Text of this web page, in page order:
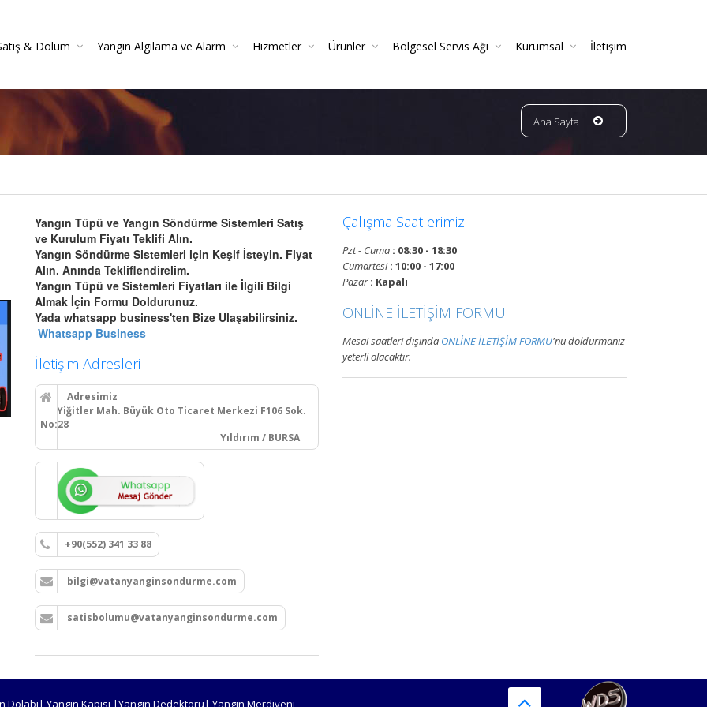
& Dolum Yangın Algılama ve Alarm Hizmetler Ürünler Bölgesel Servis Ağı Kurumsal İletişim
Ana Sayfa
Yangın Tüpü ve Yangın Söndürme Sistemleri Satış
ve Kurulum Fiyatı Teklifi Alın.
Yangın Söndürme Sistemleri için Keşif İsteyin. Fiyat
Alın. Anında Tekliflendirelim.
Yangın Tüpü ve Sistemleri Fiyatları ile İlgili Bilgi
Almak İçin Formu Doldurunuz.
Yada whatsapp business'ten Bize Ulaşabilirsiniz.
Whatsapp Business
İletişim Adresleri
Adresimiz
Yiğitler Mah. Büyük Oto Ticaret Merkezi F106 Sok.
No:28
Yıldırım / BURSA
+90(552) 341 33 88
bilgi@vatanyanginsondurme.com
satisbolumu@vatanyanginsondurme.com
Çalışma Saatlerimiz
Pzt - Cuma : 08:30 - 18:30
Cumartesi: 10:00 - 17:00
Pazar: Kapalı
ONLİNE İLETİŞİM FORMU
Mesai saatleri dışında ONLİNE İLETİŞİM FORMU'nu doldurmanız
yeterli olacaktır.
Yangın Kapısı |Yangın Dedektörü| Yangın Merdiveni